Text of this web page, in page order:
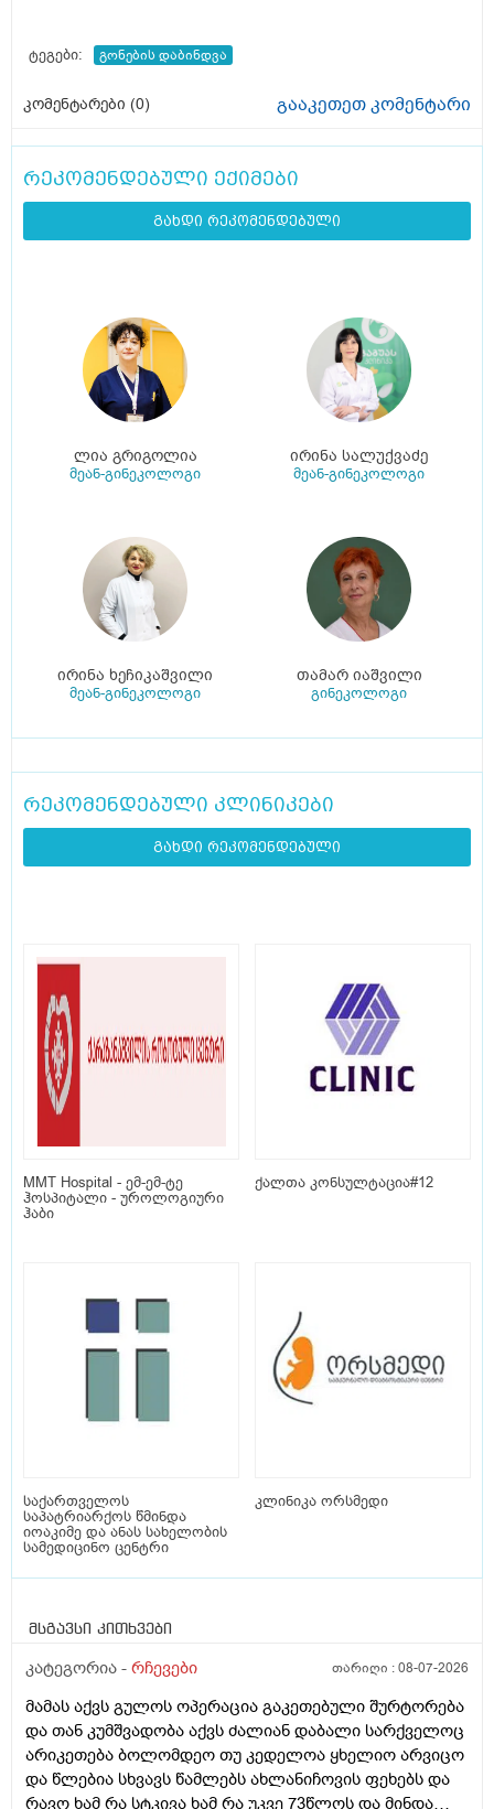
ტეგები: გონების დაბინდვა
კომენტარები (0) გააკეთეთ კომენტარი
რეკომენდებული ექიმები
გახდი რეკომენდებული
ლია გრიგოლია
მეან-გინეკოლოგი
ირინა სალუქვაძე
მეან-გინეკოლოგი
ირინა ხეჩიკაშვილი
მეან-გინეკოლოგი
თამარ იაშვილი
გინეკოლოგი
რეკომენდებული კლინიკები
გახდი რეკომენდებული
MMT Hospital - ემ-ემ-ტე
ჰოსპიტალი - უროლოგიური
ჰაბი
ქალთა კონსულტაცია#12
საქართველოს
საპატრიარქოს წმინდა
იოაკიმე და ანას სახელობის
სამედიცინო ცენტრი
კლინიკა ორსმედი
მსგავსი კითხვები
კატეგორია - რჩევები თარიღი :08-07-2026
მამას აქვს გულოს ოპერაცია გაკეთებული შურტორება
და თან კუმშვადობა აქვს ძალიან დაბალი სარქველოც
არიკეთება ბოლომდეო თუ კედელოა ყხელიო არვიცო
და წლებია სხვავს წამლებს ახლანიჩოვის ფეხებს და
რავო ხამ რა სტკივა ხამ რა უკვე 73წლოს და მინდა